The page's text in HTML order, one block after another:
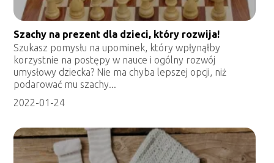
Szachy na prezent dla dzieci, który rozwija!
Szukasz pomysłu na upominek, który wpłynąłby
korzystnie na postępy w nauce i ogólny rozwój
umysłowy dziecka? Nie ma chyba lepszej opcji, niż
podarować mu szachy...
2022-01-24